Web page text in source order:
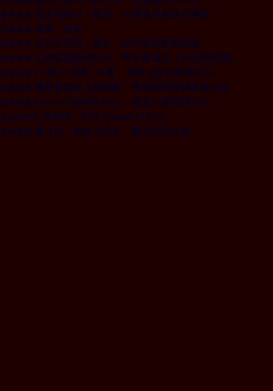
產業風雲 攻進特斯拉、戴森 台灣電池廠營收爆發
封面故事 慢讀，快動
封面故事 五月天阿信：書本，陪你長跑創業的路
封面故事 工業電腦龍頭舵手 兩本書催生「共治總經理」
封面故事 1.3萬人共讀一本書 友達生產效率飆20％
封面故事 讀書會當私人顧問團 男鞋創業家轉念做女鞋
國際視窗 lawtech接棒fintech 搶走三萬律師工作
全球熱門字 泰勒絲：叫我 Queen of Pop
商周書摘 普立茲、奧斯卡得主 教你說好故事